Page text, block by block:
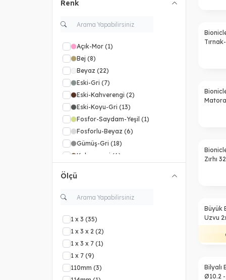
Renk
Açık-Mor (1)
Bej (8)
Beyaz (22)
Eski-Gri (7)
Eski-Kahverengi (2)
Eski-Koyu-Gri (13)
Fosfor-Saydam-Yeşil (1)
Fosforlu-Beyaz (6)
Gümüş-Gri (18)
Kahverengi (6)
Koyu-Menekşe
Koyu-Turkuaz
Koyu-Turuncu
Koyu-Yeşil
Mavi (7)
Metalik-Koyu-Bej
Ölçü
1 x 3 (35)
1 x 3 x 2 (2)
1 x 3 x 7 (1)
1 x 7 (9)
110mm (3)
Zırhı
%50
Büyük
Uzvu
Eklem
%50
Bilyalı
Ø10.2 -